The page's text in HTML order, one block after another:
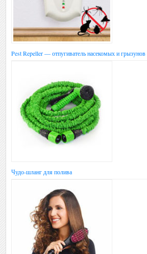
Pest Repeller — отпугиватель насекомых и грызунов
Чудо-шланг для полива